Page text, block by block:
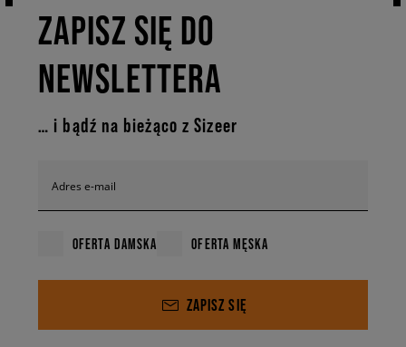
ZAPISZ SIĘ DO
NEWSLETTERA
… i bądź na bieżąco z Sizeer
Adres e-mail
OFERTA DAMSKA OFERTA MĘSKA
ZAPISZ SIĘ